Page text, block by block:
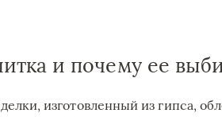
и почему ее
изготовленный из гипса,